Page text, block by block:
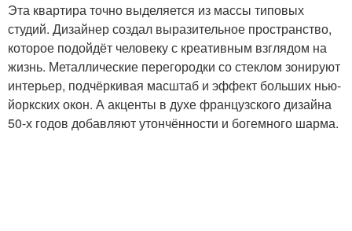
Эта квартира точно выделяется из массы типовых
студий. Дизайнер создал выразительное пространство,
которое подойдёт человеку с креативным взглядом на
жизнь. Металлические перегородки со стеклом зонируют
интерьер, подчёркивая масштаб и эффект больших нью-
йоркских окон. А акценты в духе французского дизайна
50-х годов добавляют утончённости и богемного шарма.